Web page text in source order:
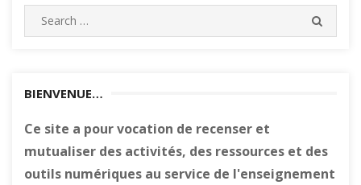
Search
for:
BIENVENUE…
Ce site a pour vocation de recenser et
mutualiser des activités, des ressources et des
outils numériques au service de l'enseignement